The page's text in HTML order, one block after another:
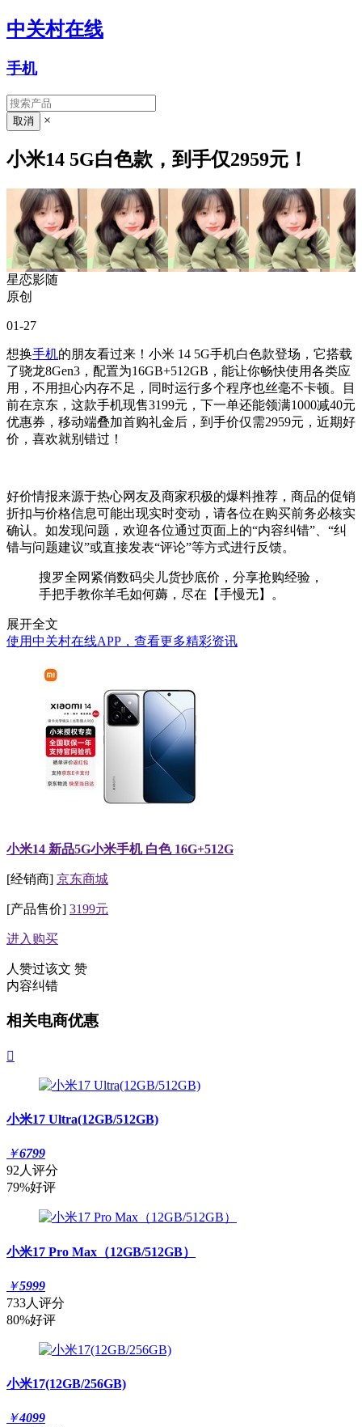
中关村在线
手机
×
小米14 5G白色款，到手仅2959元！
星恋影随
原创
01-27
想换手机的朋友看过来！小米 14 5G手机白色款登场，它搭载
了骁龙8Gen3，配置为16GB+512GB，能让你畅快使用各类应
用，不用担心内存不足，同时运行多个程序也丝毫不卡顿。目
前在京东，这款手机现售3199元，下一单还能领满1000减40元
优惠券，移动端叠加首购礼金后，到手价仅需2959元，近期好
价，喜欢就别错过！
好价情报来源于热心网友及商家积极的爆料推荐，商品的促销
折扣与价格信息可能出现实时变动，请各位在购买前务必核实
确认。如发现问题，欢迎各位通过页面上的“内容纠错”、“纠
错与问题建议”或直接发表“评论”等方式进行反馈。
搜罗全网紧俏数码尖儿货抄底价，分享抢购经验，
手把手教你羊毛如何薅，尽在【手慢无】。
展开全文
使用中关村在线APP，查看更多精彩资讯
小米14 新品5G小米手机 白色 16G+512G
[经销商] 京东商城
[产品售价] 3199元
进入购买
人赞过该文 赞
内容纠错
相关电商优惠

小米17 Ultra(12GB/512GB)
￥6799
92人评分
79%好评
小米17 Pro Max（12GB/512GB）
￥5999
733人评分
80%好评
小米17(12GB/256GB)
￥4099